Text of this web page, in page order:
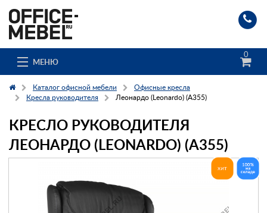
МЕНЮ
0
Каталог
О компании
Гос. заказчикам
Каталог офисной мебели
Офисные кресла
Кресла руководителя
Леонардо (Leonardo) (A355)
КРЕСЛО РУКОВОДИТЕЛЯ
ЛЕОНАРДО (LEONARDO) (A355)